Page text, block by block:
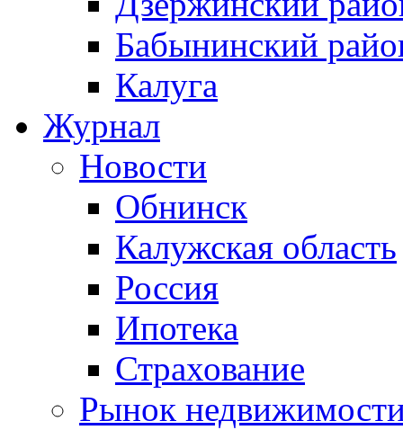
Бабынинский
Калуга
Журнал
Новости
Обнинск
Калужская область
Россия
Ипотека
Страхование
Рынок